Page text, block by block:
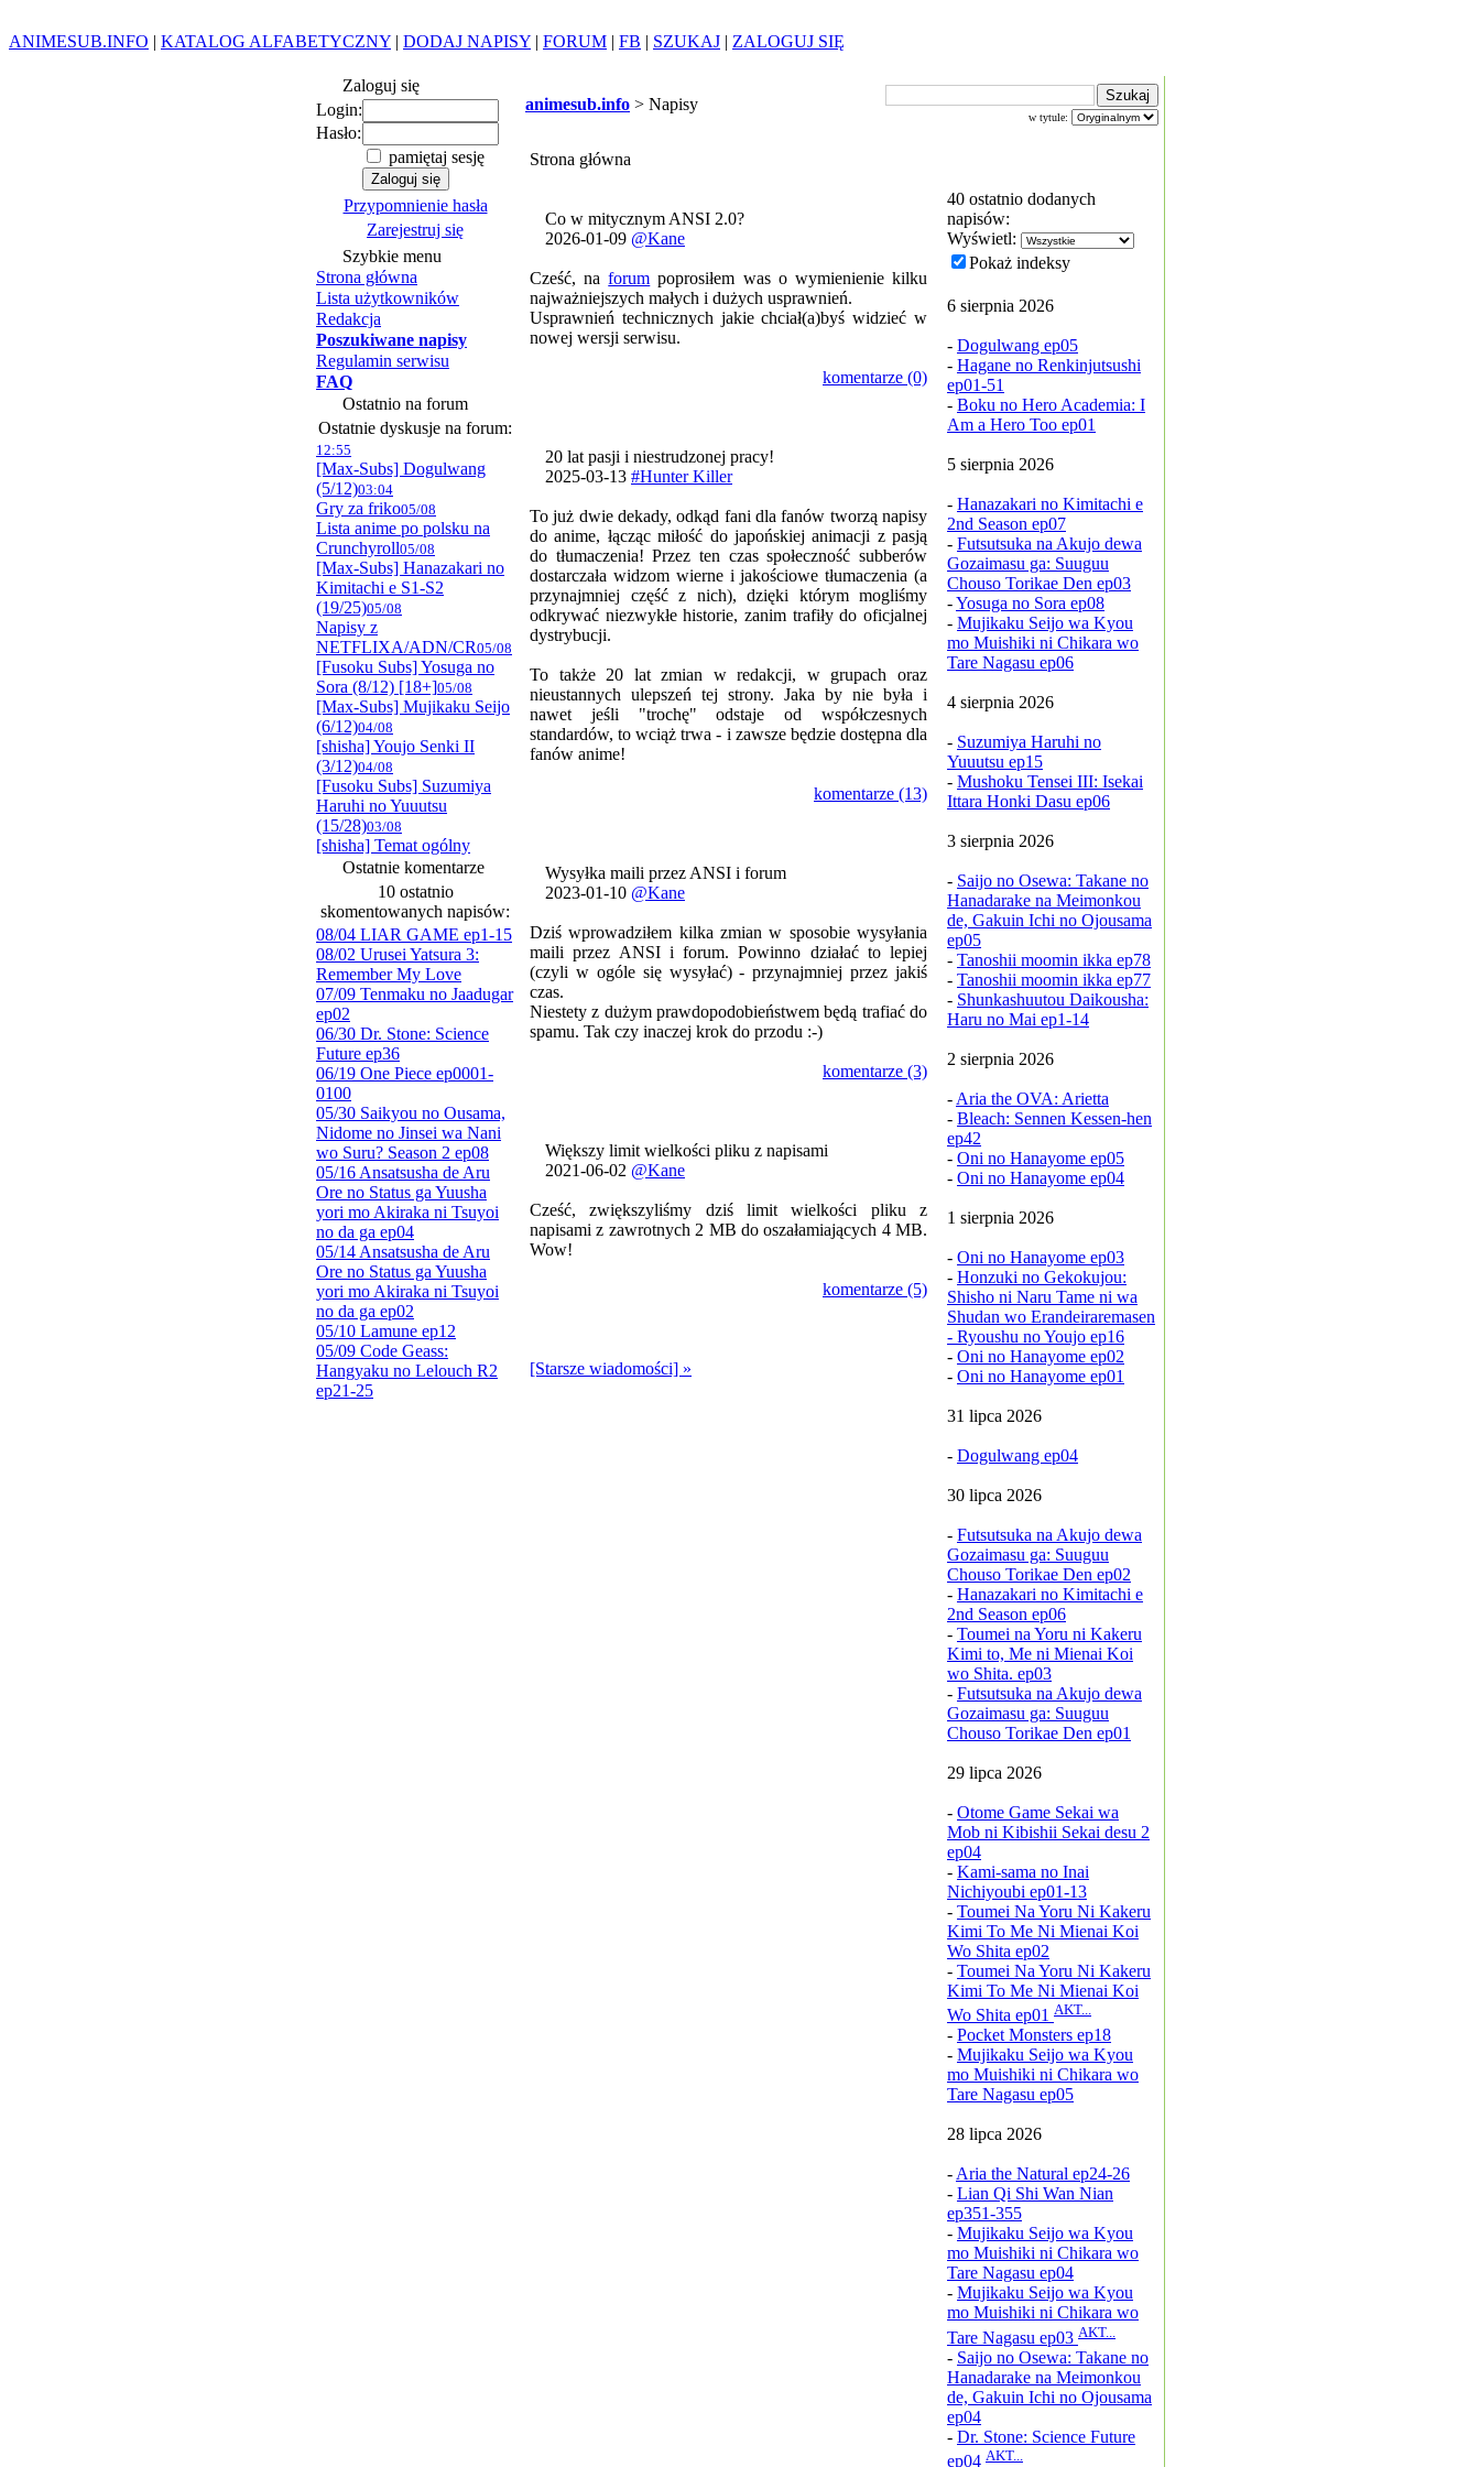
ANIMESUB.INFO | KATALOG ALFABETYCZNY | DODAJ NAPISY | FORUM | FB | SZUKAJ | ZALOGUJ SIĘ
Zaloguj się
Login:
Hasło:
pamiętaj sesję
Przypomnienie hasła
Zarejestruj się
Szybkie menu
Strona główna
Lista użytkowników
Redakcja
Poszukiwane napisy
Regulamin serwisu
FAQ
Ostatnio na forum
Ostatnie dyskusje na forum:
12:55
[Max-Subs] Dogulwang
(5/12)03:04
Gry za friko05/08
Lista anime po polsku na
Crunchyroll05/08
[Max-Subs] Hanazakari no
Kimitachi e S1-S2
(19/25)05/08
Napisy z
NETFLIXA/ADN/CR05/08
[Fusoku Subs] Yosuga no
Sora (8/12) [18+]05/08
[Max-Subs] Mujikaku Seijo
(6/12)04/08
[shisha] Youjo Senki II
(3/12)04/08
[Fusoku Subs] Suzumiya
Haruhi no Yuuutsu
(15/28)03/08
[shisha] Temat ogólny
Ostatnie komentarze
10 ostatnio
skomentowanych napisów:
08/04 LIAR GAME ep1-15
08/02 Urusei Yatsura 3:
Remember My Love
07/09 Tenmaku no Jaadugar
ep02
06/30 Dr. Stone: Science
Future ep36
06/19 One Piece ep0001-
0100
05/30 Saikyou no Ousama,
Nidome no Jinsei wa Nani
wo Suru? Season 2 ep08
05/16 Ansatsusha de Aru
Ore no Status ga Yuusha
yori mo Akiraka ni Tsuyoi
no da ga ep04
05/14 Ansatsusha de Aru
Ore no Status ga Yuusha
yori mo Akiraka ni Tsuyoi
no da ga ep02
05/10 Lamune ep12
05/09 Code Geass:
Hangyaku no Lelouch R2
ep21-25
animesub.info > Napisy
w tytule:
Strona główna
Co w mitycznym ANSI 2.0?
2026-01-09 @Kane
Cześć, naforum poprosiłem was o wymienienie kilku
najważniejszych małych i dużych usprawnień.
Usprawnień technicznych jakie chciał(a)byś widzieć w
nowej wersji serwisu.
komentarze (0)
20 lat pasji i niestrudzonej pracy!
2025-03-13 #Hunter Killer
To już dwie dekady, odkąd fani dla fanów tworzą napisy
do anime, łącząc miłość do japońskiej animacji z pasją
do tłumaczenia! Przez ten czas społeczność subberów
dostarczała widzom wierne i jakościowe tłumaczenia (a
przynajmniej część z nich), dzięki którym mogliśmy
odkrywać niezwykłe historie, zanim trafiły do oficjalnej
dystrybucji.
To także 20 lat zmian w redakcji, w grupach oraz
nieustannych ulepszeń tej strony. Jaka by nie była i
nawet jeśli "trochę" odstaje od współczesnych
standardów, to wciąż trwa - i zawsze będzie dostępna dla
fanów anime!
komentarze (13)
Wysyłka maili przez ANSI i forum
2023-01-10 @Kane
Dziś wprowadziłem kilka zmian w sposobie wysyłania
maili przez ANSI i forum. Powinno działać to lepiej
(czyli w ogóle się wysyłać) - przynajmniej przez jakiś
czas.
Niestety z dużym prawdopodobieństwem będą trafiać do
spamu. Tak czy inaczej krok do przodu :-)
komentarze (3)
Większy limit wielkości pliku z napisami
2021-06-02 @Kane
Cześć, zwiększyliśmy dziś limit wielkości pliku z
napisami z zawrotnych 2 MB do oszałamiających 4 MB.
Wow!
komentarze (5)
[Starsze wiadomości] »
40 ostatnio dodanych
napisów:
Wyświetl:
Pokaż indeksy
6 sierpnia 2026
- Dogulwang ep05
- Hagane no Renkinjutsushi
ep01-51
- Boku no Hero Academia: I
Am a Hero Too ep01
5 sierpnia 2026
- Hanazakari no Kimitachi e
2nd Season ep07
- Futsutsuka na Akujo dewa
Gozaimasu ga: Suuguu
Chouso Torikae Den ep03
-Yosuga no Sora ep08
- Mujikaku Seijo wa Kyou
mo Muishiki ni Chikara wo
Tare Nagasu ep06
4 sierpnia 2026
- Suzumiya Haruhi no
Yuuutsu ep15
- Mushoku Tensei III: Isekai
Ittara Honki Dasu ep06
3 sierpnia 2026
- Saijo no Osewa: Takane no
Hanadarake na Meimonkou
de, Gakuin Ichi no Ojousama
ep05
- Tanoshii moomin ikka ep78
- Tanoshii moomin ikka ep77
- Shunkashuutou Daikousha:
Haru no Mai ep1-14
2 sierpnia 2026
- Aria the OVA: Arietta
- Bleach: Sennen Kessen-hen
ep42
- Oni no Hanayome ep05
- Oni no Hanayome ep04
1 sierpnia 2026
- Oni no Hanayome ep03
- Honzuki no Gekokujou:
Shisho ni Naru Tame ni wa
Shudan wo Erandeiraremasen
- Ryoushu no Youjo ep16
- Oni no Hanayome ep02
- Oni no Hanayome ep01
31 lipca 2026
- Dogulwang ep04
30 lipca 2026
- Futsutsuka na Akujo dewa
Gozaimasu ga: Suuguu
Chouso Torikae Den ep02
- Hanazakari no Kimitachi e
2nd Season ep06
- Toumei na Yoru ni Kakeru
Kimi to, Me ni Mienai Koi
wo Shita. ep03
- Futsutsuka na Akujo dewa
Gozaimasu ga: Suuguu
Chouso Torikae Den ep01
29 lipca 2026
- Otome Game Sekai wa
Mob ni Kibishii Sekai desu 2
ep04
- Kami-sama no Inai
Nichiyoubi ep01-13
- Toumei Na Yoru Ni Kakeru
Kimi To Me Ni Mienai Koi
Wo Shita ep02
- Toumei Na Yoru Ni Kakeru
Kimi To Me Ni Mienai Koi
Wo Shita ep01 AKT...
- Pocket Monsters ep18
- Mujikaku Seijo wa Kyou
mo Muishiki ni Chikara wo
Tare Nagasu ep05
28 lipca 2026
- Aria the Natural ep24-26
- Lian Qi Shi Wan Nian
ep351-355
- Mujikaku Seijo wa Kyou
mo Muishiki ni Chikara wo
Tare Nagasu ep04
- Mujikaku Seijo wa Kyou
mo Muishiki ni Chikara wo
Tare Nagasu ep03 AKT...
- Saijo no Osewa: Takane no
Hanadarake na Meimonkou
de, Gakuin Ichi no Ojousama
ep04
- Dr. Stone: Science Future
ep04 AKT...